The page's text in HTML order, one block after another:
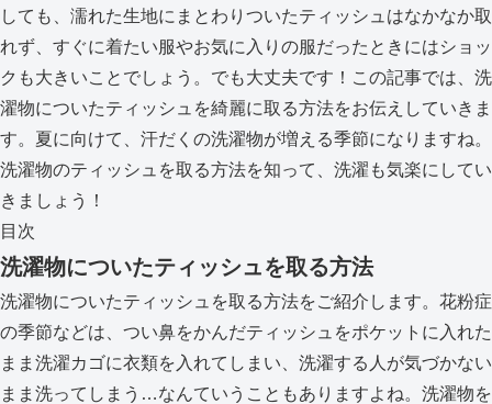
しても、濡れた生地にまとわりついたティッシュはなかなか取
れず、すぐに着たい服やお気に入りの服だったときにはショッ
クも大きいことでしょう。でも大丈夫です！この記事では、洗
濯物についたティッシュを綺麗に取る方法をお伝えしていきま
す。夏に向けて、汗だくの洗濯物が増える季節になりますね。
洗濯物のティッシュを取る方法を知って、洗濯も気楽にしてい
きましょう！
目次
洗濯物についたティッシュを取る方法
洗濯物についたティッシュを取る方法をご紹介します。花粉症
の季節などは、つい鼻をかんだティッシュをポケットに入れた
まま洗濯カゴに衣類を入れてしまい、洗濯する人が気づかない
まま洗ってしまう…なんていうこともありますよね。洗濯物を